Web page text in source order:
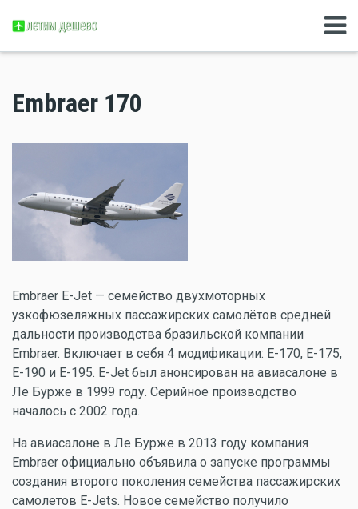
Embraer 170
Embraer E-Jet — семейство двухмоторных
узкофюзеляжных пассажирских самолётов средней
дальности производства бразильской компании
Embraer. Включает в себя 4 модификации: E-170, E-175,
E-190 и E-195. E-Jet был анонсирован на авиасалоне в
Ле Бурже в 1999 году. Серийное производство
началось с 2002 года.
На авиасалоне в Ле Бурже в 2013 году компания
Embraer официально объявила о запуске программы
создания второго поколения семейства пассажирских
самолетов E-Jets. Новое семейство получило